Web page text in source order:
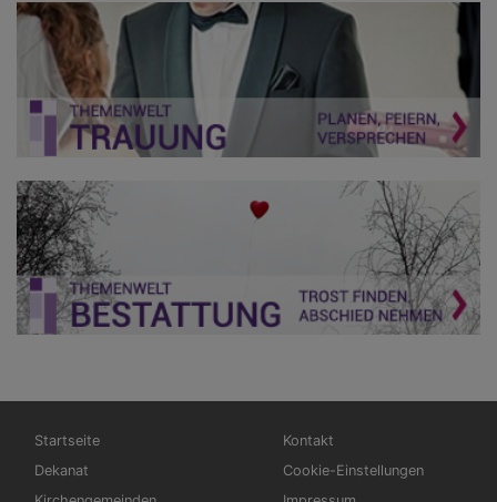
Hauptnavigation
Startseite
Dekanat
Fußbereichsmenü
Kontakt
Cookie-Einstellungen